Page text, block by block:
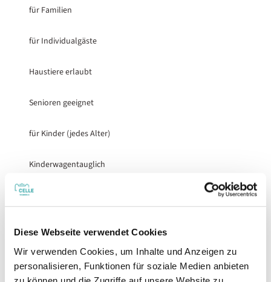
Diese Webseite verwendet Cookies
Wir verwenden Cookies, um Inhalte und Anzeigen zu
personalisieren, Funktionen für soziale Medien anbieten
für Familien
für Individualgäste
Haustiere erlaubt
Senioren geeignet
für Kinder (jedes Alter)
Kinderwagentauglich
Sprachkenntnisse
Sonstige Ausstattung/Einrichtung
Kinderspielplatz (im Freien)